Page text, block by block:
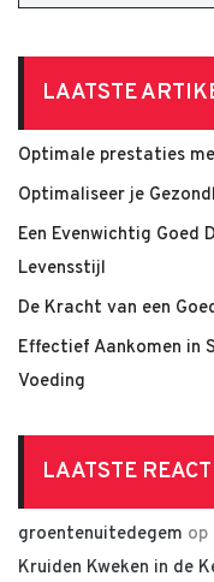
LAATSTE
Optimale prestaties
Optimaliseer je
Een Evenwichtig Goed
Levensstijl
De Kracht van een
Effectief Aankomen in
Voeding
LAATSTE
groentenuitedegem op
Kruiden Kweken in de